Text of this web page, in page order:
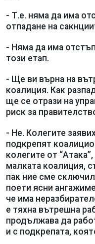
- Т.е. няма да има
отпадане на
- Няма да има
този етап.
- Ще ви върна на
коалиция. Как
ще се отрази на
риск за
- Не. Колегите
подкрепят
колегите от
малката коалиция,
пак ние сме
поети ясни
че има
е тяхна вътрешна
продължава да
и с подкрепата,